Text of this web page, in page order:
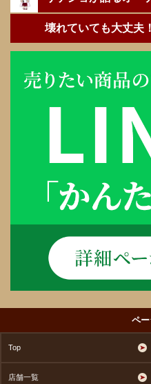
壊れていても大丈夫
ペ
Top
店舗一覧